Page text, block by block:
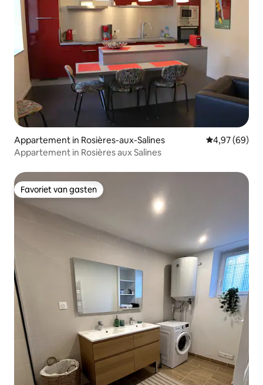
Appartement in Rosières-aux-Salines Gemiddelde
4,97 (69)
Appartement in Rosières aux Salines
Favoriet van gasten
Favoriet van gasten